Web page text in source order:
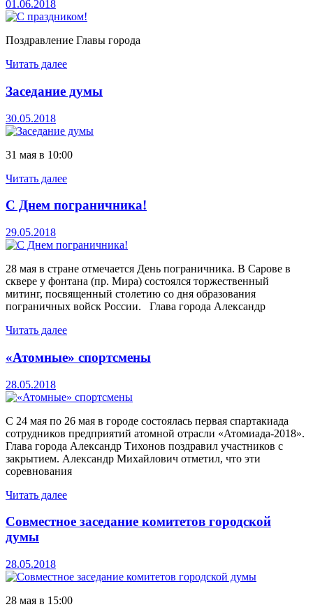
01.06.2018
Поздравление Главы города
Читать далее
Заседание думы
30.05.2018
31 мая в 10:00
Читать далее
С Днем пограничника!
29.05.2018
28 мая в стране отмечается День пограничника. В Сарове в
сквере у фонтана (пр. Мира) состоялся торжественный
митинг, посвященный столетию со дня образования
пограничных войск России. Глава города Александр
Читать далее
«Атомные» спортсмены
28.05.2018
С 24 мая по 26 мая в городе состоялась первая спартакиада
сотрудников предприятий атомной отрасли «Атомиада-2018».
Глава города Александр Тихонов поздравил участников с
закрытием. Александр Михайлович отметил, что эти
соревнования
Читать далее
Совместное заседание комитетов городской
думы
28.05.2018
28 мая в 15:00